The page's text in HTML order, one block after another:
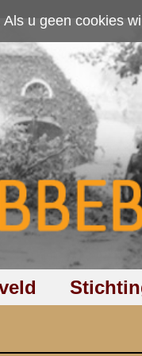
Accepteer cookies
Zoeken